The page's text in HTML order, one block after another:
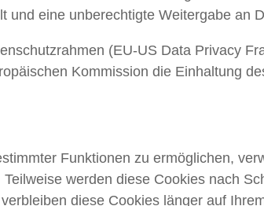
eine unberechtigte Weitergabe an
(EU-US Data Privacy
Kommission die Einhaltung
Funktionen zu ermöglichen,
werden diese Cookies nach
diese Cookies länger auf